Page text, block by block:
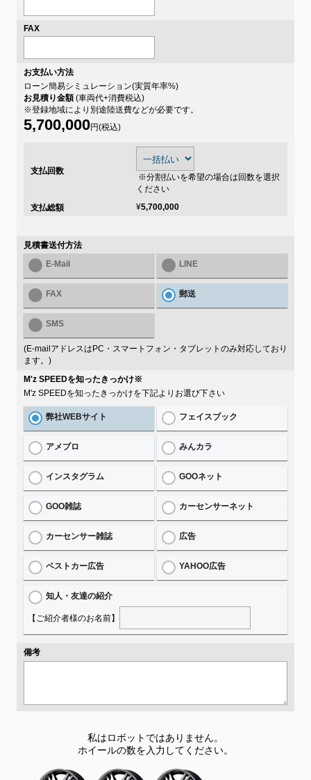
FAX
お支払い方法
ローン簡易シミュレーション(実質年率%)
お見積り金額(車両代+消費税込)
※登録地域により別途陸送費などが必要です。
5,700,000円(税込)
支払回数
※分割払いを希望の場合は回数を選択
ください
支払総額
¥5,700,000
見積書送付方法
E-Mail
LINE
FAX 郵送
SMS
(E-mailアドレスはPC・スマートフォン・タブレットのみ対応しており
ます。)
M'z SPEEDを知ったきっかけ※
M'z SPEEDを知ったきっかけを下記よりお選び下さい
弊社WEBサイト フェイスブック
アメブロ みんカラ
インスタグラム GOOネット
GOO雑誌 カーセンサーネット
カーセンサー雑誌 広告
ベストカー広告 YAHOO広告
知人・友達の紹介
【ご紹介者様のお名前】
備考
私はロボットではありません。
ホイールの数を入力してください。